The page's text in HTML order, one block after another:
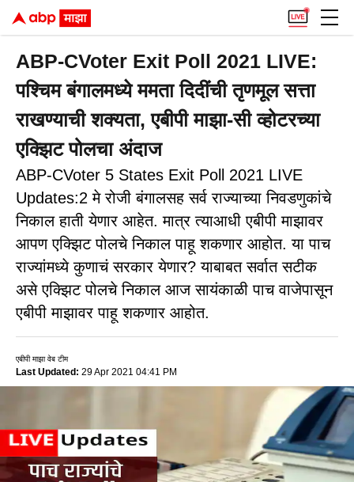
ABP-CVoter Exit Poll 2021 LIVE:
पश्चिम बंगालमध्ये ममता दिदींची तृणमूल सत्ता
राखण्याची शक्यता, एबीपी माझा-सी व्होटरच्या
एक्झिट पोलचा अंदाज
ABP-CVoter 5 States Exit Poll 2021 LIVE
Updates:2 मे रोजी बंगालसह सर्व राज्याच्या निवडणुकांचे
निकाल हाती येणार आहेत. मात्र त्याआधी एबीपी माझावर
आपण एक्झिट पोलचे निकाल पाहू शकणार आहोत. या पाच
राज्यांमध्ये कुणाचं सरकार येणार? याबाबत सर्वात सटीक
असे एक्झिट पोलचे निकाल आज सायंकाळी पाच वाजेपासून
एबीपी माझावर पाहू शकणार आहोत.
एबीपी माझा वेब टीम
Last Updated: 29 Apr 2021 04:41 PM